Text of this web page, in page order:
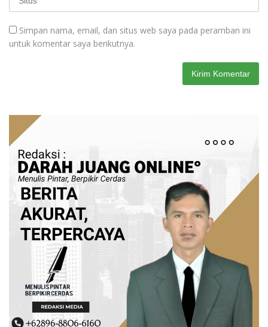
Simpan nama, email, dan situs web saya pada peramban ini
untuk komentar saya berikutnya.